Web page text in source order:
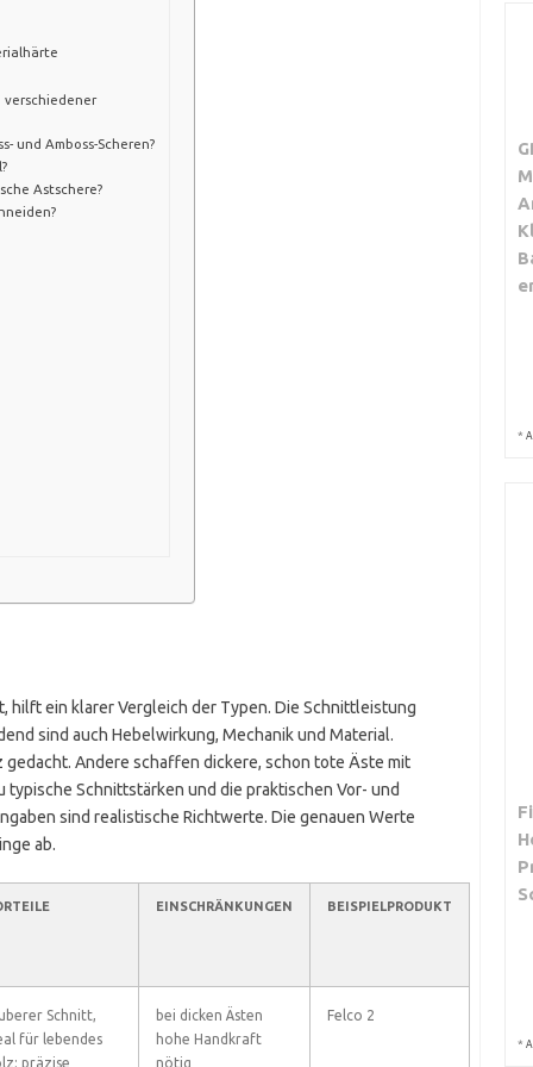
verschiedener
und Amboss-Scheren?
Astschere?
hilft ein klarer Vergleich der Typen. Die Schnittleistung
sind auch Hebelwirkung, Mechanik und Material.
Andere schaffen dickere, schon tote Äste mit
Schnittstärken und die praktischen Vor- und
sind realistische Richtwerte. Die genauen Werte
ab.
EINSCHRÄNKUNGEN BEISPIELPRODUKT
Schnitt,
für lebendes
präzise
bei dicken Ästen
hohe Handkraft
nötig
Felco 2
*
*